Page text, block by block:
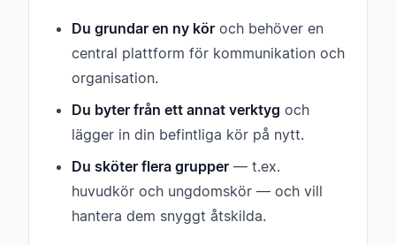
Du grundar en ny kör och behöver en
central plattform för kommunikation och
organisation.
Du byter från ett annat verktyg och
lägger in din befintliga kör på nytt.
Du sköter flera grupper — t.ex.
huvudkör och ungdomskör — och vill
hantera dem snyggt åtskilda.